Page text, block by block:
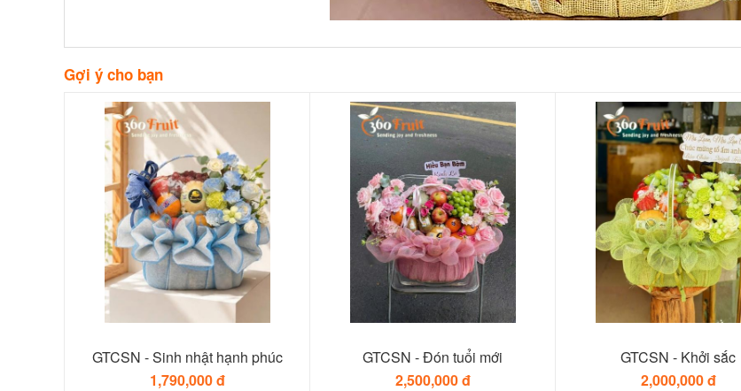
Gợi ý cho bạn
GTCSN - Sinh nhật hạnh phúc
1,790,000 đ
GTCSN - Đón tuổi mới
2,500,000 đ
GTCSN - Khởi sắc
2,000,000 đ